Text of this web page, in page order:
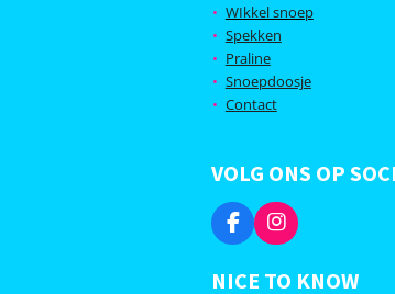
WIkkel snoep
Spekken
Praline
Snoepdoosje
Contact
VOLG ONS OP
F
a
c
I
n
s
NICE TO KNOW